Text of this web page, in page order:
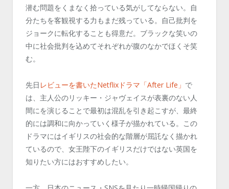
潜む問題をくまなく拾っている気がしてならない。自
分たちを客観視する力もまだ残っている。自己批判を
ジョークに転化することも得意だ。ブラックな笑いの
中に社会批判を込めてそれぞれが腹のなかでほくそ笑
む。
先日 レビューを書いたNetflixドラマ「After Life」 で
は、主人公のリッキー・ジャヴェイスが表裏のない人
間にを演じることで最初は混乱を引き起こすが、最終
的には調和に向かっていく様子が描かれている。この
ドラマにはイギリスの社会的な階層が屈託なく描かれ
ているので、女王陛下のイギリスだけではない英国を
知りたい方にはおすすめしたい。